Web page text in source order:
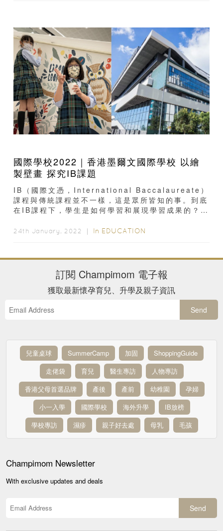
國際學校2022｜香港墨爾文國際學校 以繪
製壁畫 探究IB課題
IB（國際文憑，International Baccalaureate）
課程與傳統課程並不一樣，這是眾所皆知的事。到底
在IB課程下，學生是如何學習和展現學習成果的？看
24th January, 2022 ｜ In EDUCATION
訂閱 Champimom 電子報
獲取最新懷孕育兒、升學及親子資訊
Send
兒童桌球 SummerCamp 加固
ShoppingGuide
走佬袋
育兒 醫生專訪
人物專訪
香港父母首選品牌
產後 產前 幼稚園
孕婦
小一入學
國際學校 海外升學
IB放榜
學校專訪
濕疹 親子好去處 母乳 毛孩
Champimom Newsletter
With exclusive updates and deals
Send